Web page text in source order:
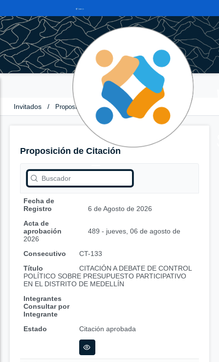
Invitados / Proposición de Citación
Proposición de Citación
Fecha de
Registro
6 de Agosto de 2026
Acta de
aprobación
489 - jueves, 06 de agosto de
2026
Consecutivo
CT-133
Título
CITACIÓN A DEBATE DE CONTROL
POLÍTICO SOBRE PRESUPUESTO PARTICIPATIVO
EN EL DISTRITO DE MEDELLÍN
Integrantes
Consultar por
Integrante
Estado
Citación aprobada